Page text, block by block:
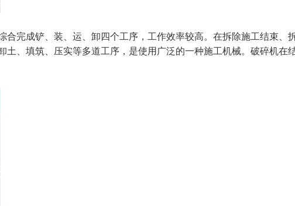
完成铲、装、运、卸四个工序，工作效率较高。在拆除施工结束、
、填筑、压实等多道工序，是使用广泛的一种施工机械。破碎机在